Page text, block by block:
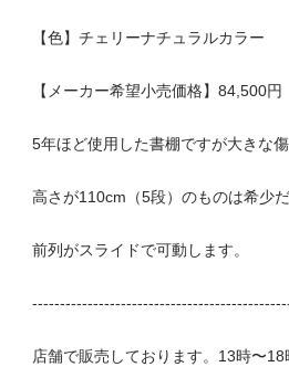
【色】チェリーナチュラルカラー
【メーカー希望小売価格】84,500円
5年ほど使用した書棚ですが大きな傷
高さが110cm（5段）のものは希少だ
前列がスライドで可動します。
店舗で販売しております。13時〜